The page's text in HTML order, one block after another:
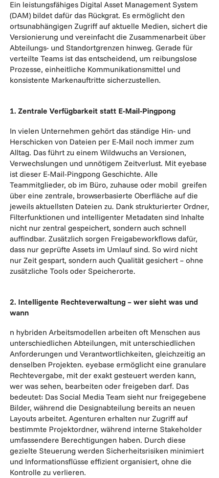
Ein leistungsfähiges Digital Asset Management System
(DAM) bildet dafür das Rückgrat. Es ermöglicht den
ortsunabhängigen Zugriff auf aktuelle Medien, sichert die
Versionierung und vereinfacht die Zusammenarbeit über
Abteilungs- und Standortgrenzen hinweg. Gerade für
verteilte Teams ist das entscheidend, um reibungslose
Prozesse, einheitliche Kommunikationsmittel und
konsistente Markenauftritte sicherzustellen.
1. Zentrale Verfügbarkeit statt E-Mail-Pingpong
In vielen Unternehmen gehört das ständige Hin- und
Herschicken von Dateien per E-Mail noch immer zum
Alltag. Das führt zu einem Wildwuchs an Versionen,
Verwechslungen und unnötigem Zeitverlust. Mit eyebase
ist dieser E-Mail-Pingpong Geschichte. Alle
Teammitglieder, ob im Büro, zuhause oder mobil greifen
über eine zentrale, browserbasierte Oberfläche auf die
jeweils aktuellsten Dateien zu. Dank strukturierter Ordner,
Filterfunktionen und intelligenter Metadaten sind Inhalte
nicht nur zentral gespeichert, sondern auch schnell
auffindbar. Zusätzlich sorgen Freigabeworkflows dafür,
dass nur geprüfte Assets im Umlauf sind. So wird nicht
nur Zeit gespart, sondern auch Qualität gesichert – ohne
zusätzliche Tools oder Speicherorte.
2. Intelligente Rechteverwaltung – wer sieht was und
wann
n hybriden Arbeitsmodellen arbeiten oft Menschen aus
unterschiedlichen Abteilungen, mit unterschiedlichen
Anforderungen und Verantwortlichkeiten, gleichzeitig an
denselben Projekten. eyebase ermöglicht eine granulare
Rechtevergabe, mit der exakt gesteuert werden kann,
wer was sehen, bearbeiten oder freigeben darf. Das
bedeutet: Das Social Media Team sieht nur freigegebene
Bilder, während die Designabteilung bereits an neuen
Layouts arbeitet. Agenturen erhalten nur Zugriff auf
bestimmte Projektordner, während interne Stakeholder
umfassendere Berechtigungen haben. Durch diese
gezielte Steuerung werden Sicherheitsrisiken minimiert
und Informationsflüsse effizient organisiert, ohne die
Kontrolle zu verlieren.